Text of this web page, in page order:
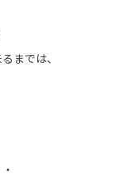
までは、